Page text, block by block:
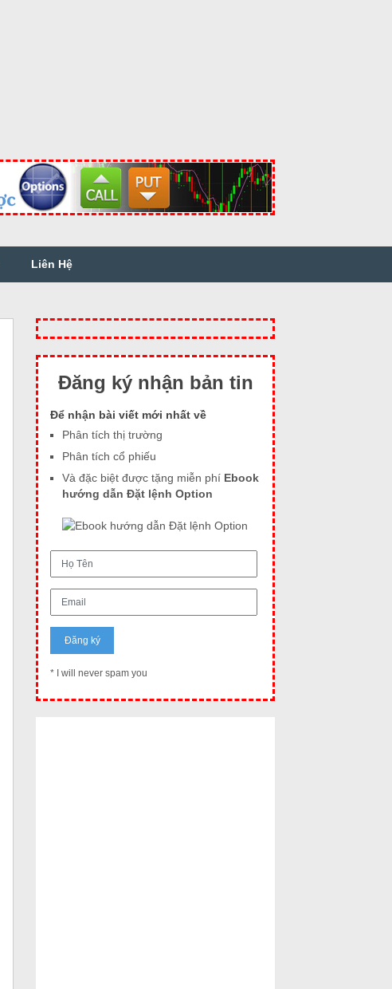
Liên Hệ
Đăng ký nhận bản tin
Để nhận bài viết mới nhất về
Phân tích thị trường
Phân tích cổ phiếu
Và đặc biệt được tặng miễn phí Ebook
hướng dẫn Đặt lệnh Option
* I will never spam you